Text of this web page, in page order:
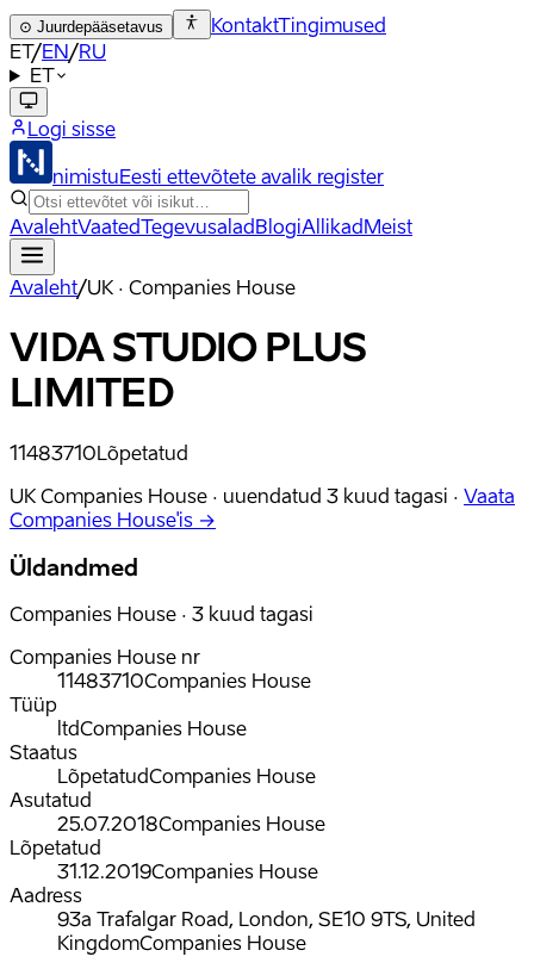
⊙ Juurdepääsetavus KontaktTingimused
ET/EN/RU
ET
Logi sisse
nimistuEesti ettevõtete avalik register
AvalehtVaatedTegevusaladBlogiAllikadMeist
Avaleht/UK · Companies House
VIDA STUDIO PLUS
LIMITED
11483710Lõpetatud
UK Companies House · uuendatud 3 kuud tagasi · Vaata
Companies House'is →
Üldandmed
Companies House · 3 kuud tagasi
Companies House nr
11483710Companies House
Tüüp
ltdCompanies House
Staatus
LõpetatudCompanies House
Asutatud
25.07.2018Companies House
Lõpetatud
31.12.2019Companies House
Aadress
93a Trafalgar Road, London, SE10 9TS, United
KingdomCompanies House